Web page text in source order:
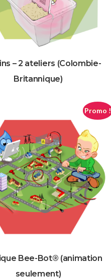
– 2 ateliers (Colombie-
Britannique)
Promo !
Bee-Bot® (animation
seulement)